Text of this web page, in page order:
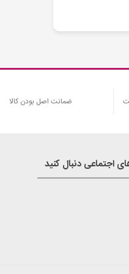
ضمانت اصل بودن کالا
اجتماعی دنبال کنید